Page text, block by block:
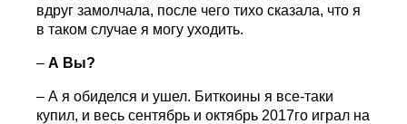
вдруг замолчала, после чего тихо сказала, что я
в таком случае я могу уходить.
–А Вы?
– А я обиделся и ушел. Биткоины я все-таки
купил, и весь сентябрь и октябрь 2017го играл на